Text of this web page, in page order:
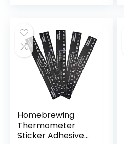
Homebrewing
Thermometer
Sticker Adhesive